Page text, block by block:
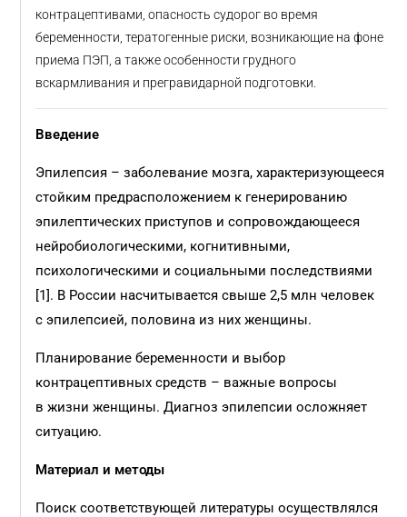
контрацептивами, опасность судорог во время
беременности, тератогенные риски, возникающие на фоне
приема ПЭП, а также особенности грудного
вскармливания и прегравидарной подготовки.
Введение
Эпилепсия – заболевание мозга, характеризующееся
стойким предрасположением к генерированию
эпилептических приступов и сопровождающееся
нейробиологическими, когнитивными,
психологическими и социальными последствиями
[1]. В России насчитывается свыше 2,5 млн человек
с эпилепсией, половина из них женщины.
Планирование беременности и выбор
контрацептивных средств – важные вопросы
в жизни женщины. Диагноз эпилепсии осложняет
ситуацию.
Материал и методы
Поиск соответствующей литературы осуществлялся